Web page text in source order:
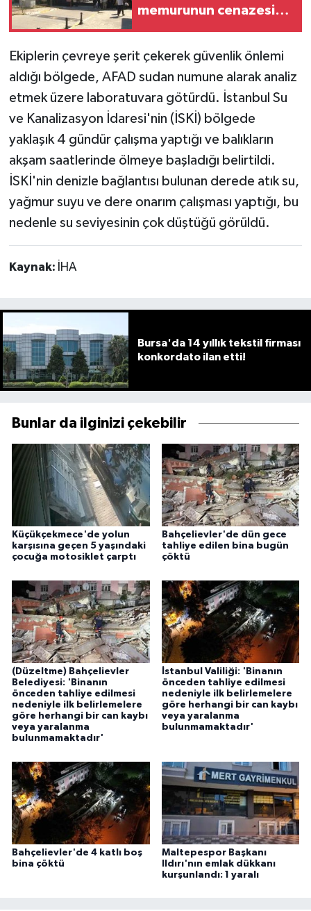
memurunun cenazesi
Ekiplerin çevreye şerit çekerek güvenlik önlemi
aldığı bölgede, AFAD sudan numune alarak analiz
etmek üzere laboratuvara götürdü. İstanbul Su
ve Kanalizasyon İdaresi'nin (İSKİ) bölgede
yaklaşık 4 gündür çalışma yaptığı ve balıkların
akşam saatlerinde ölmeye başladığı belirtildi.
İSKİ'nin denizle bağlantısı bulunan derede atık su,
yağmur suyu ve dere onarım çalışması yaptığı, bu
nedenle su seviyesinin çok düştüğü görüldü.
Kaynak: İHA
Bursa'da 14 yıllık tekstil firması
konkordato ilan etti!
Bunlar da ilginizi çekebilir
Küçükçekmece'de yolun
karşısına geçen 5 yaşındaki
çocuğa motosiklet çarptı
Bahçelievler'de dün gece
tahliye edilen bina bugün
çöktü
(Düzeltme) Bahçelievler
Belediyesi: 'Binanın
önceden tahliye edilmesi
nedeniyle ilk belirlemelere
göre herhangi bir can kaybı
veya yaralanma
bulunmamaktadır'
İstanbul Valiliği: 'Binanın
önceden tahliye edilmesi
nedeniyle ilk belirlemelere
göre herhangi bir can kaybı
veya yaralanma
bulunmamaktadır'
Bahçelievler'de 4 katlı boş
bina çöktü
Maltepespor Başkanı
Ildırı'nın emlak dükkanı
kurşunlandı: 1 yaralı